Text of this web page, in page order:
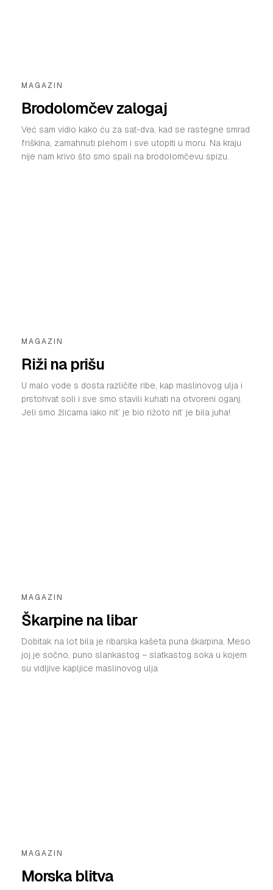
MAGAZIN
Brodolomčev zalogaj
Već sam vidio kako ću za sat-dva, kad se rastegne smrad
friškina, zamahnuti plehom i sve utopiti u moru. Na kraju
nije nam krivo što smo spali na brodolomčevu spizu.
MAGAZIN
Riži na prišu
U malo vode s dosta različite ribe, kap maslinovog ulja i
prstohvat soli i sve smo stavili kuhati na otvoreni oganj.
Jeli smo žlicama iako nit’ je bio rižoto nit’ je bila juha!
MAGAZIN
Škarpine na libar
Dobitak na lot bila je ribarska kašeta puna škarpina. Meso
joj je sočno, puno slankastog – slatkastog soka u kojem
su vidljive kapljice maslinovog ulja
MAGAZIN
Morska blitva